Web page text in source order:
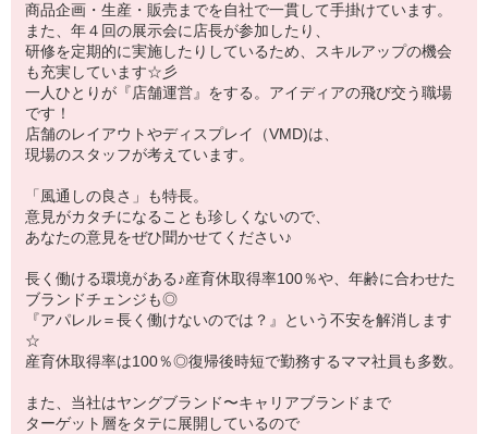
商品企画・生産・販売までを自社で一貫して手掛けています。
また、年４回の展示会に店長が参加したり、
研修を定期的に実施したりしているため、スキルアップの機会
も充実しています☆彡
一人ひとりが『店舗運営』をする。アイディアの飛び交う職場
です！
店舗のレイアウトやディスプレイ（VMD)は、
現場のスタッフが考えています。
「風通しの良さ」も特長。
意見がカタチになることも珍しくないので、
あなたの意見をぜひ聞かせてください♪
長く働ける環境がある♪産育休取得率100％や、年齢に合わせた
ブランドチェンジも◎
『アパレル＝長く働けないのでは？』という不安を解消します
☆
産育休取得率は100％◎復帰後時短で勤務するママ社員も多数。
また、当社はヤングブランド〜キャリアブランドまで
ターゲット層をタテに展開しているので